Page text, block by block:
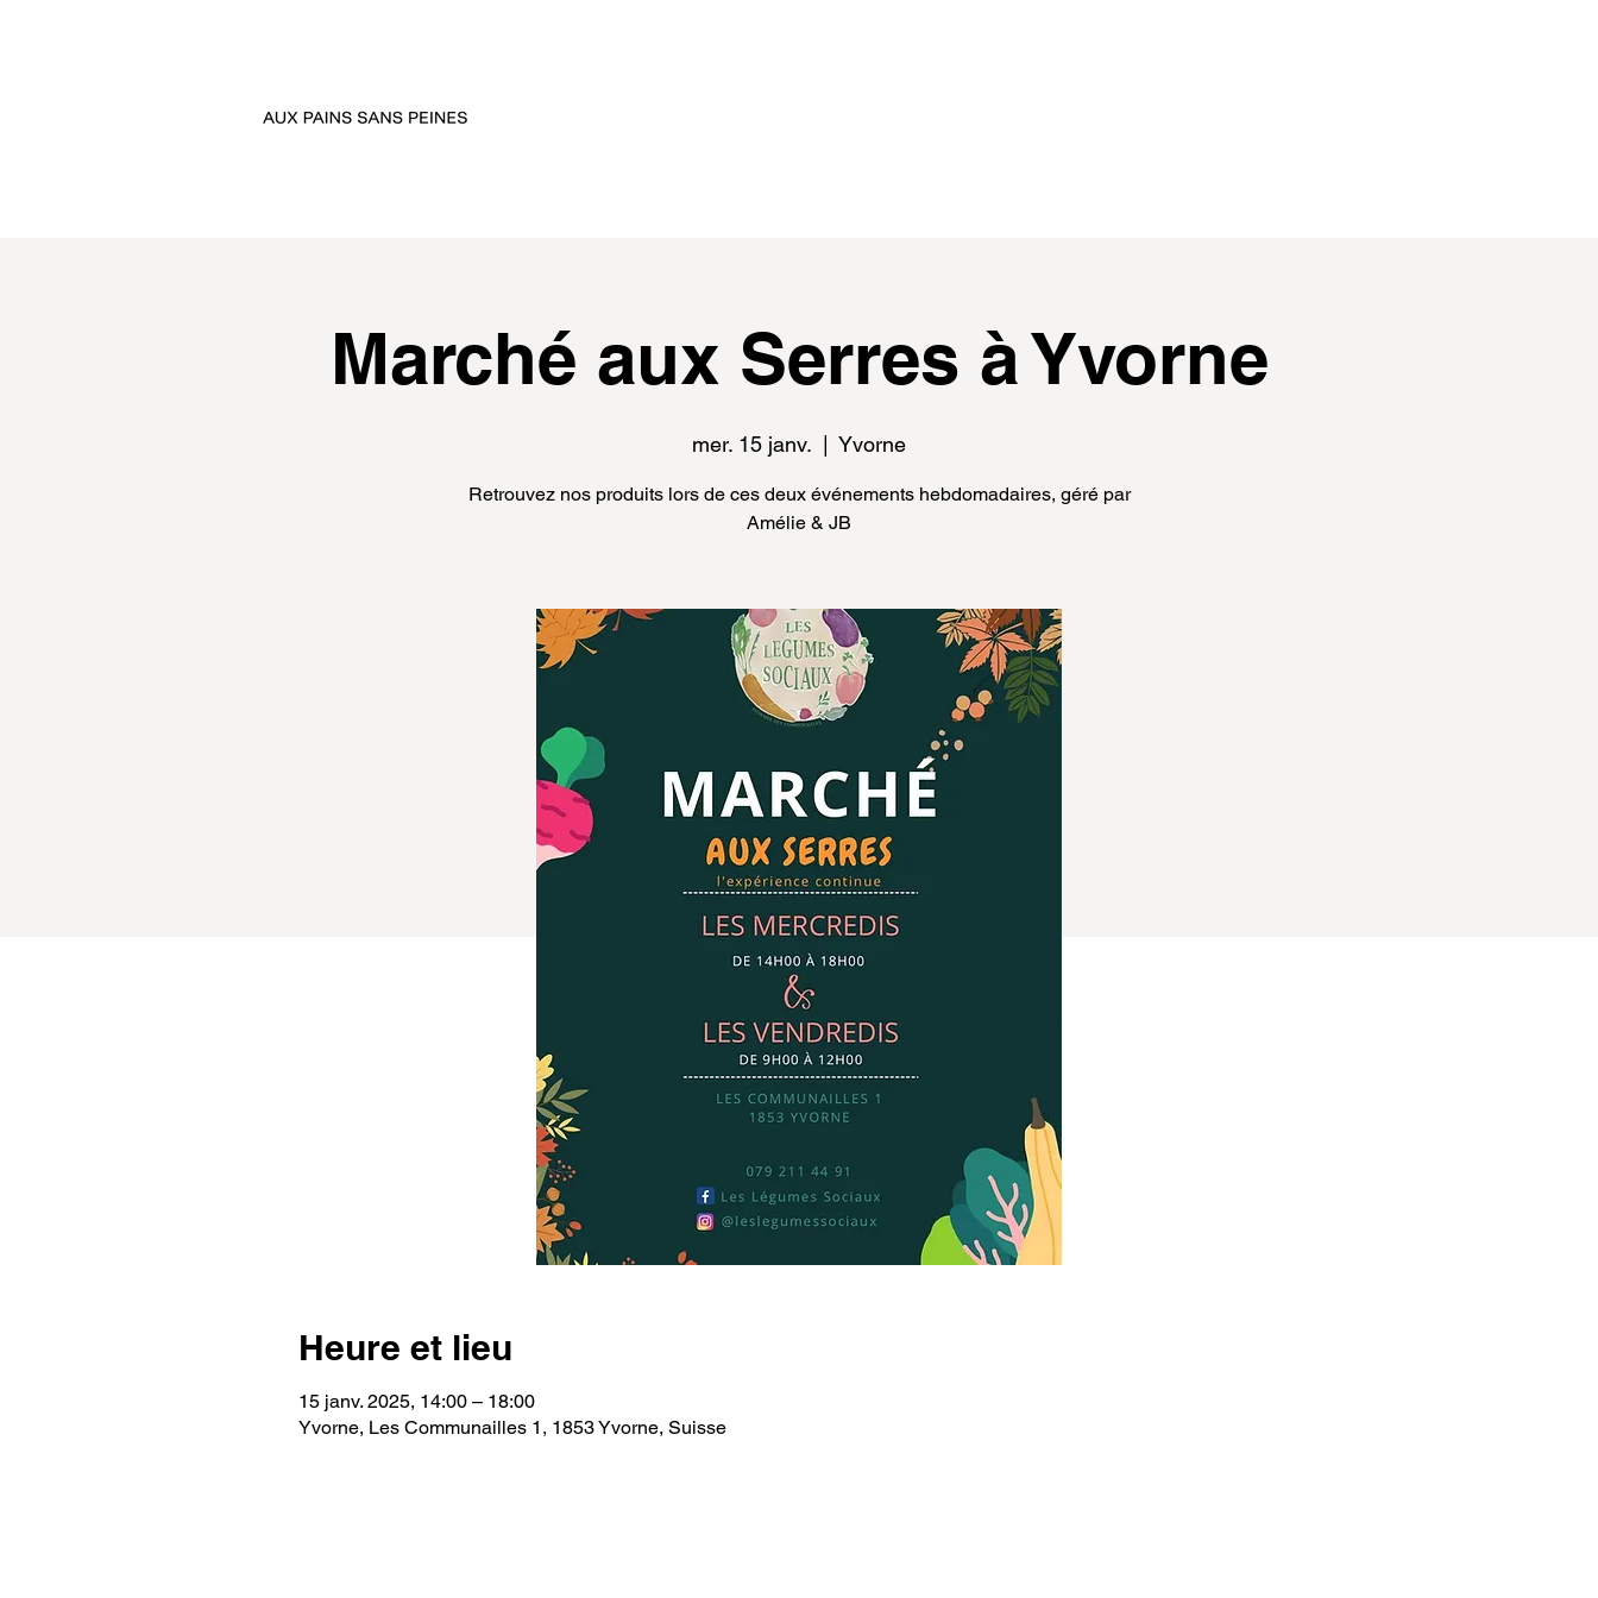
Marché aux Serres à Yvorne
mer. 15 janv. Yvorne
Retrouvez nos produits lors de ces deux événements hebdomadaires, géré par
Amélie & JB
Heure et lieu
15 janv. 2025, 14:00 – 18:00
Yvorne, Les Communailles 1, 1853 Yvorne, Suisse